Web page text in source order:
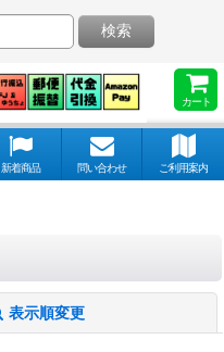
カート
検索
新着商品 問い合わせ ご利用案内
表示順変更